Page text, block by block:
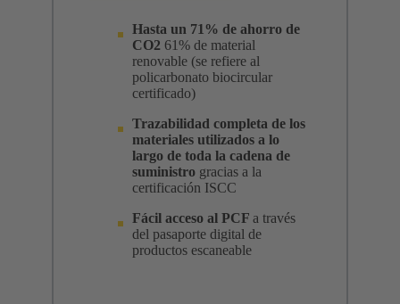
Hasta un 71% de ahorro de
CO2 61% de material
renovable (se refiere al
policarbonato biocircular
certificado)
Trazabilidad completa de los
materiales utilizados a lo
largo de toda la cadena de
suministro gracias a la
certificación ISCC
Fácil acceso al PCF a través
del pasaporte digital de
productos escaneable